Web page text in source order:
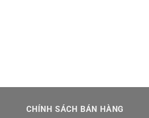
CHÍNH SÁCH BÁN HÀNG